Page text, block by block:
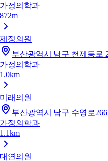
가정의학과
872m
제정의원
부산광역시 남구 천제등로
가정의학과
1.0km
미래의원
부산광역시 남구 수영로
가정의학과
1.1km
대연의원